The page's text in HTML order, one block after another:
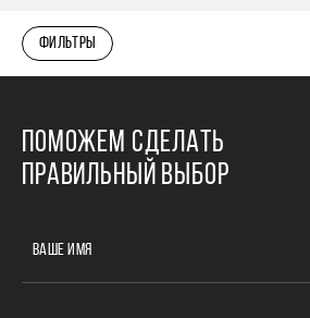
ФИЛЬТРЫ
ПОМОЖЕМ СДЕЛАТЬ
ПРАВИЛЬНЫЙ ВЫБОР
ВАШЕ ИМЯ